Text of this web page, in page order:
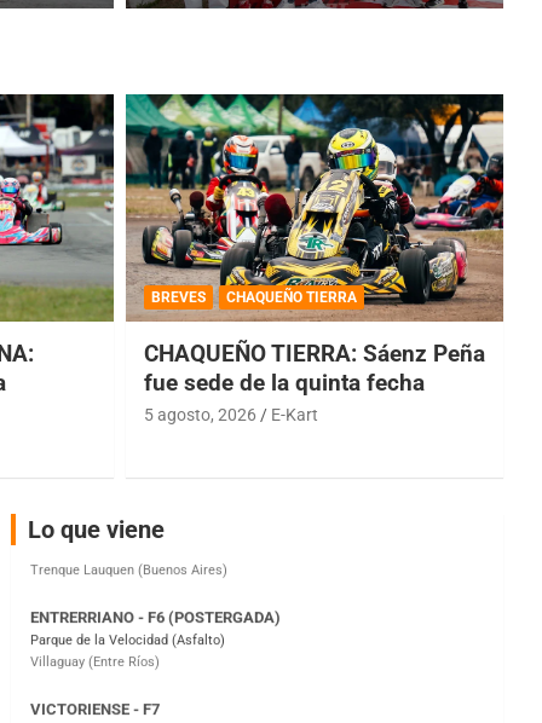
BREVES CHAQUEÑO TIERRA
CHAQUEÑO TIERRA: Sáenz Peña
fue sede de la quinta fecha
5 agosto, 2026 E-Kart
Lo que viene
COBERTURA ESPECIAL DE E-KART.COM.AR
08/09-AGO
Ramiro Tot (Asfalto)
Baradero (Buenos Aires)
Parque de la Velocidad (Asfalto)
Victoria (Entre Ríos)